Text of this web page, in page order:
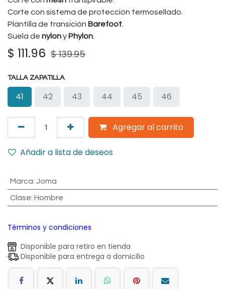
Corte con sistema de protección termosellado.
Plantilla de transición Barefoot
Suela de nylony Phylon
$ 111.96 $139.95
TALLA ZAPATILLA
41 42 43 44 45 46
Agregar al carrito
Añadir a lista de deseos
Marca: Joma
Clase: Hombre
Términos y condiciones
Disponible para retiro en tienda
Disponible para entrega a domicilio